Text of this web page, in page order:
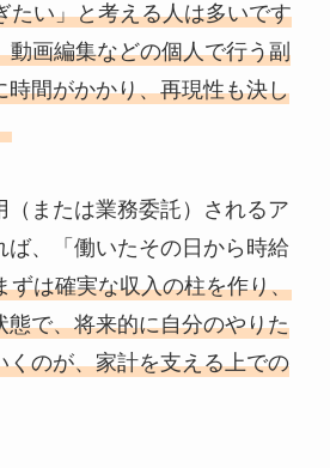
たい」と考える人は多いです
動画編集などの個人で行う副
時間がかかり、再現性も決し
（または業務委託）されるア
ば、「働いたその日から時給
ずは確実な収入の柱を作り、
態で、将来的に自分のやりた
くのが、家計を支える上での